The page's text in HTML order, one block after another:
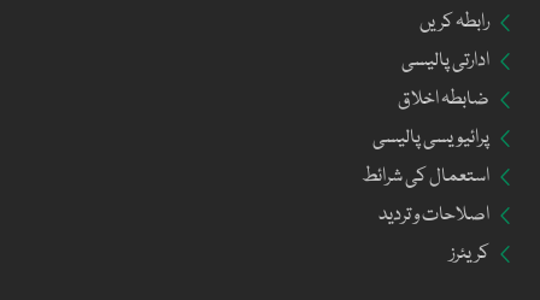
رابطہ کریں
ادارتی پالیسی
ضابطہ اخلاق
پرائیویسی پالیسی
استعمال کی شرائط
اصلاحات و تردید
کریئرز